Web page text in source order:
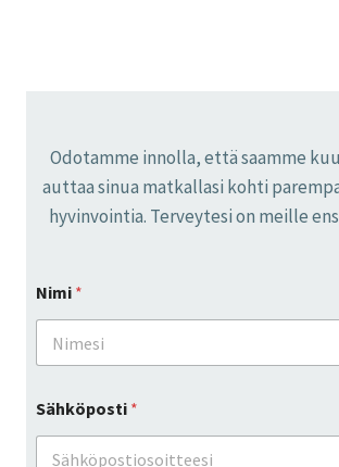
Odotamme innolla, että saamme
auttaa sinua matkallasi kohti
hyvinvointia. Terveytesi on meille
Nimi *
Sähköposti *